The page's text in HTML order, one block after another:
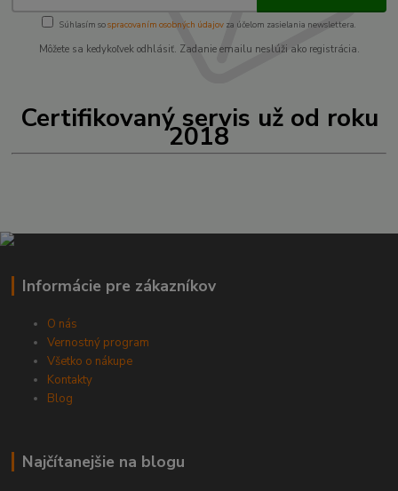
Súhlasím sospracovaním osobných údajov za účelom zasielania newslettera.
Môžete sa kedykoľvek odhlásiť. Zadanie emailu neslúži ako registrácia.
Certifikovaný servis už od roku
2018
Informácie pre zákazníkov
O nás
Vernostný program
Všetko o nákupe
Kontakty
Blog
Najčítanejšie na blogu